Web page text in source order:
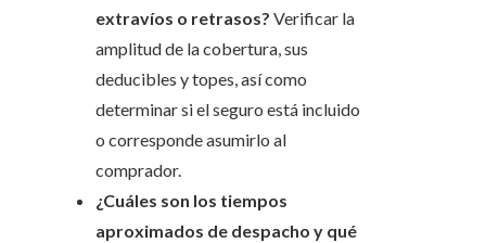
extravíos o retrasos? Verificar la
amplitud de la cobertura, sus
deducibles y topes, así como
determinar si el seguro está incluido
o corresponde asumirlo al
comprador.
¿Cuáles son los tiempos
aproximados de despacho y qué